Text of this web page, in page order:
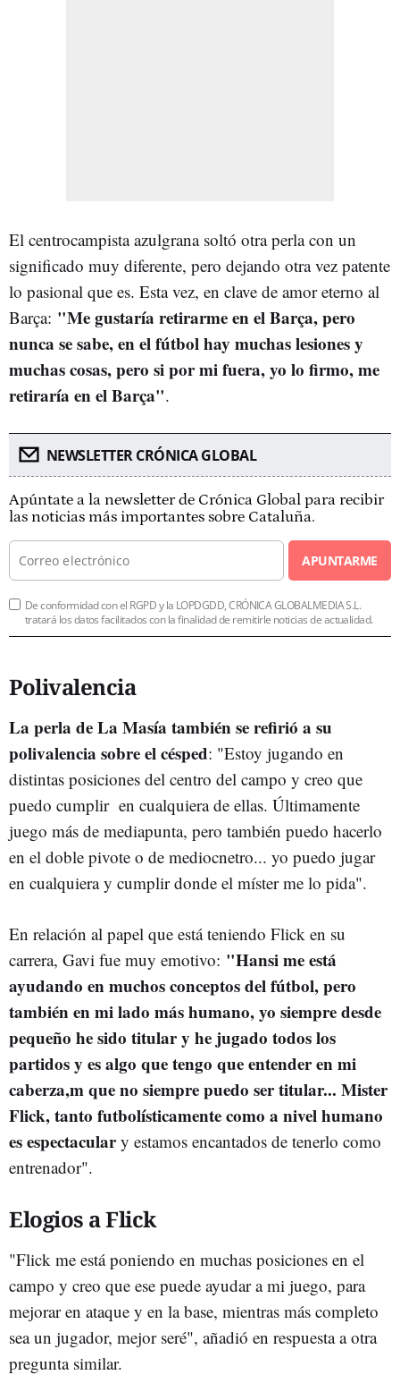
El centrocampista azulgrana soltó otra perla con un
significado muy diferente, pero dejando otra vez patente
lo pasional que es. Esta vez, en clave de amor eterno al
Barça: "Me gustaría retirarme en el Barça, pero
nunca se sabe, en el fútbol hay muchas lesiones y
muchas cosas, pero si por mi fuera, yo lo firmo, me
retiraría en el Barça".
NEWSLETTER CRÓNICA GLOBAL
Apúntate a la newsletter de Crónica Global para recibir
las noticias más importantes sobre Cataluña.
APUNTARME
De conformidad con el RGPD y la LOPDGDD, CRÓNICA GLOBALMEDIA S.L.
tratará los datos facilitados con la finalidad de remitirle noticias de actualidad.
Polivalencia
La perla de La Masía también se refirió a su
polivalencia sobre el césped: "Estoy jugando en
distintas posiciones del centro del campo y creo que
puedo cumplir en cualquiera de ellas. Últimamente
juego más de mediapunta, pero también puedo hacerlo
en el doble pivote o de mediocnetro... yo puedo jugar
en cualquiera y cumplir donde el míster me lo pida".
En relación al papel que está teniendo Flick en su
carrera, Gavi fue muy emotivo: "Hansi me está
ayudando en muchos conceptos del fútbol, pero
también en mi lado más humano, yo siempre desde
pequeño he sido titular y he jugado todos los
partidos y es algo que tengo que entender en mi
caberza,m que no siempre puedo ser titular... Mister
Flick, tanto futbolísticamente como a nivel humano
es espectaculary estamos encantados de tenerlo como
entrenador".
Elogios a Flick
"Flick me está poniendo en muchas posiciones en el
campo y creo que ese puede ayudar a mi juego, para
mejorar en ataque y en la base, mientras más completo
sea un jugador, mejor seré", añadió en respuesta a otra
pregunta similar.